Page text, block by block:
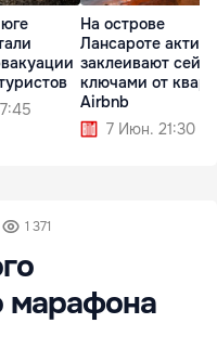
На острове
Лансароте
заклеивают
ключами от
Airbnb
7 Июн. 21:30
1 371
марафона